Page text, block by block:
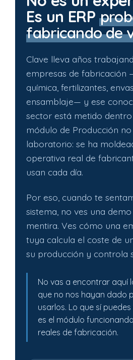
Es un ERP
fabricando de
Clave lleva años
empresas de fabricación
química, fertilizantes,
ensamblaje— y ese
sector está metido
módulo de Producción
laboratorio: se ha
operativa real de
usan cada día.
Por eso, cuando te
sistema, no ves una
mentira. Ves cómo una
tuya calcula el coste de
su producción y controla
No vas a encontrar aquí
que no nos hayan dado
usarlos. Lo que sí
es el módulo
reales de fabricación.